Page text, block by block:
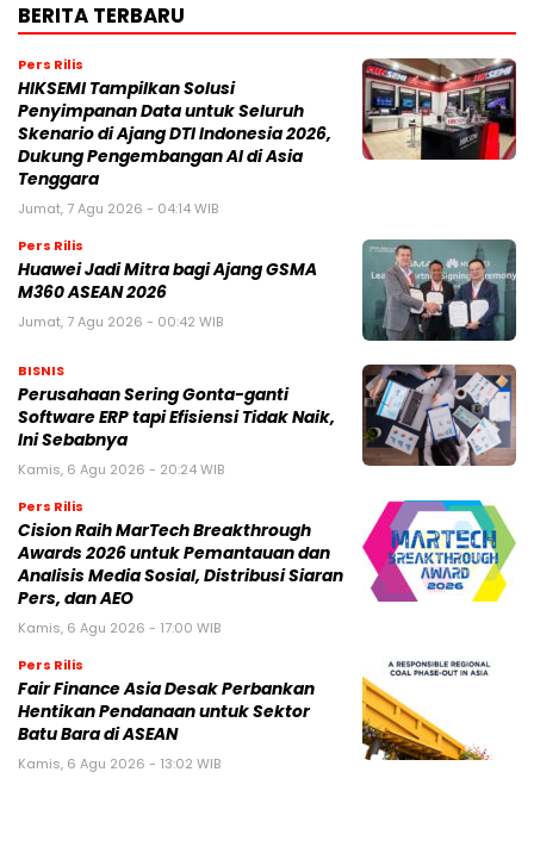
BERITA TERBARU
Pers Rilis
HIKSEMI Tampilkan Solusi
Penyimpanan Data untuk Seluruh
Skenario di Ajang DTI Indonesia 2026,
Dukung Pengembangan AI di Asia
Tenggara
Jumat, 7 Agu 2026 - 04:14 WIB
Pers Rilis
Huawei Jadi Mitra bagi Ajang GSMA
M360 ASEAN 2026
Jumat, 7 Agu 2026 - 00:42 WIB
BISNIS
Perusahaan Sering Gonta-ganti
Software ERP tapi Efisiensi Tidak Naik,
Ini Sebabnya
Kamis, 6 Agu 2026 - 20:24 WIB
Pers Rilis
Cision Raih MarTech Breakthrough
Awards 2026 untuk Pemantauan dan
Analisis Media Sosial, Distribusi Siaran
Pers, dan AEO
Kamis, 6 Agu 2026 - 17:00 WIB
Pers Rilis
Fair Finance Asia Desak Perbankan
Hentikan Pendanaan untuk Sektor
Batu Bara di ASEAN
Kamis, 6 Agu 2026 - 13:02 WIB